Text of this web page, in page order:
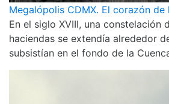
Megalópolis CDMX. El corazón de
En el siglo XVIII, una constelación
haciendas se extendía alrededor
subsistían en el fondo de la